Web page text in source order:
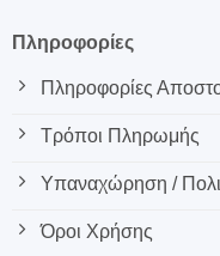
Πληροφορίες
Πληροφορίες
Τρόποι Πληρωμής
Υπαναχώρηση /
Όροι Χρήσης